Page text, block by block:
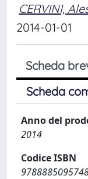
CERVINI,
2014-01-01
Scheda
Scheda
Anno del
2014
Codice ISBN